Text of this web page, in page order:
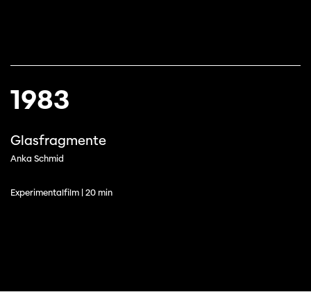
1983
Glasfragmente
Anka Schmid
Experimentalfilm | 20 min